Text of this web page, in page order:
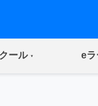
ール(current) e